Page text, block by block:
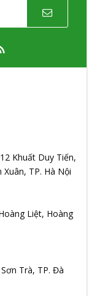
Khuất Duy Tiến,
TP. Hà Nội
Liệt, Hoàng
Trà, TP. Đà